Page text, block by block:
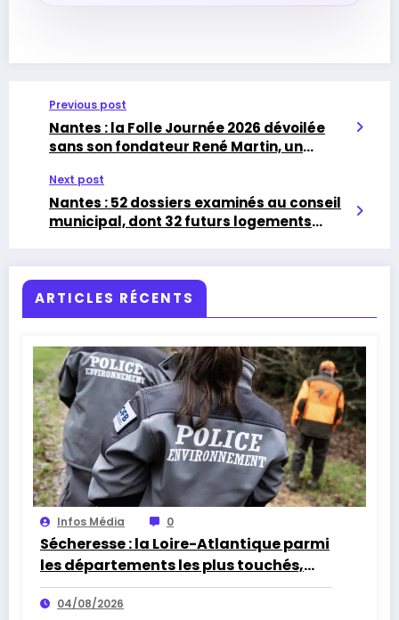
Previous post
Nantes : la Folle Journée 2026 dévoilée
sans son fondateur René Martin, un
Next post
Nantes : 52 dossiers examinés au conseil
municipal, dont 32 futurs logements
ARTICLES RÉCENTS
Infos Média 0
Sécheresse : la Loire-Atlantique parmi
les départements les plus touchés,
alerte l’Office français de la
biodiversité
04/08/2026